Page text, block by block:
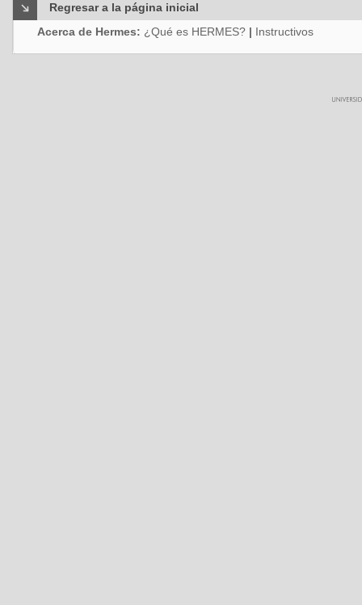
Regresar a la página inicial
Acerca de Hermes: ¿Qué es HERMES? | Instructivos